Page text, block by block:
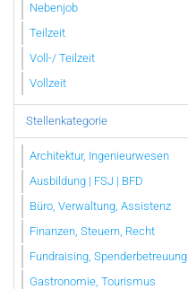
Nebenjob
Teilzeit
Voll-/ Teilzeit
Vollzeit
Stellenkategorie
Architektur, Ingenieurwesen
Ausbildung | FSJ | BFD
Büro, Verwaltung, Assistenz
Finanzen, Steuern, Recht
Fundraising, Spenderbetreuung
Gastronomie, Tourismus